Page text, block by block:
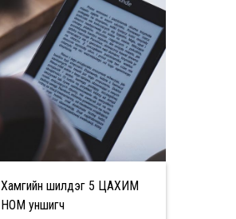
Хамгийн шилдэг 5 ЦАХИМ
НОМ уншигч